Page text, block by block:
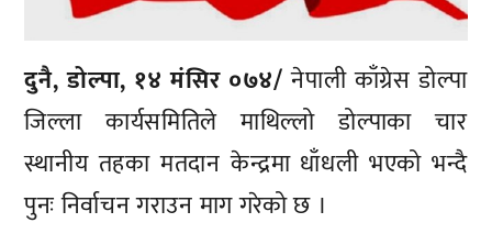
दुनै, डोल्पा, १४ मंसिर ०७४/नेपाली काँग्रेस डोल्पा
जिल्ला कार्यसमितिले माथिल्लो डोल्पाका चार
स्थानीय तहका मतदान केन्द्रमा धाँधली भएको भन्दै
पुनः निर्वाचन गराउन माग गरेको छ ।